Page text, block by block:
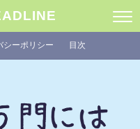
シーポリシー 目次